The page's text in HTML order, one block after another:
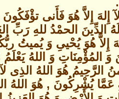
إِلاَّ هُوَ فَأَنى تؤْفَكُونَ
الدِّينَ الحمْدُ للهِ رَبِّ
هُوَ يُحْيىِ وَ يُميتُ
وَ المُؤْمِنَاتِ وَ اللهُ
الرَّحِيمُ هُوَ اللهُ الذِى
عَمَّا يُشْرِكُونَ , هُوَ اللهُ